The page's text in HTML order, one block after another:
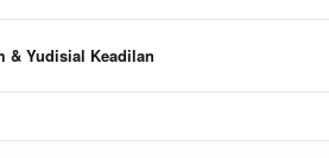
& Yudisial Keadilan